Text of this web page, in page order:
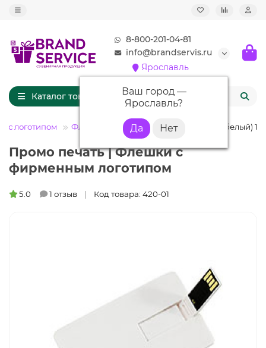
8-800-201-04-81
info@brandservis.ru
Ярославль
Ваш город —
Ярославль?
Каталог товаров
с логотипом Флешки карточки Флешка KR008 (белый) 16
Промо печать | Флешки с
фирменным логотипом
5.0 1 отзыв Код товара: 420-01